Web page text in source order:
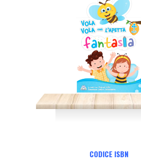
CODICE ISBN